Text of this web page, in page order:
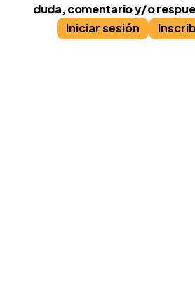
duda, comentario y/o
Iniciar sesión